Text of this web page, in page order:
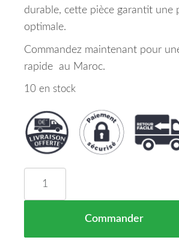
durable, cette pièce garantit une
optimale.
Commandez maintenant pour
rapide au Maroc.
10 en stock
Commander